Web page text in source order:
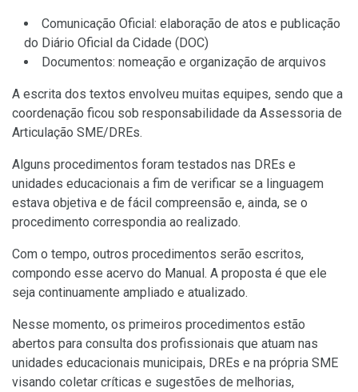
Comunicação Oficial: elaboração de atos e publicação
do Diário Oficial da Cidade (DOC)
Documentos: nomeação e organização de arquivos
A escrita dos textos envolveu muitas equipes, sendo que a
coordenação ficou sob responsabilidade da Assessoria de
Articulação SME/DREs.
Alguns procedimentos foram testados nas DREs e
unidades educacionais a fim de verificar se a linguagem
estava objetiva e de fácil compreensão e, ainda, se o
procedimento correspondia ao realizado.
Com o tempo, outros procedimentos serão escritos,
compondo esse acervo do Manual. A proposta é que ele
seja continuamente ampliado e atualizado.
Nesse momento, os primeiros procedimentos estão
abertos para consulta dos profissionais que atuam nas
unidades educacionais municipais, DREs e na própria SME
visando coletar críticas e sugestões de melhorias,